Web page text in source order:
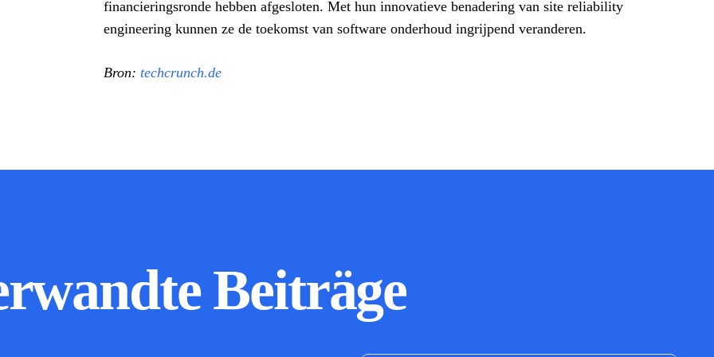
financieringsronde hebben afgesloten. Met hun innovatieve benadering van site reliability
engineering kunnen ze de toekomst van software onderhoud ingrijpend veranderen.
Bron: techcrunch.de
Beiträge